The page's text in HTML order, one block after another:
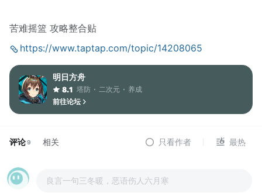
苦难摇篮 攻略整合贴
https://www.taptap.com/topic/14208065
明日方舟
8.1 塔防 二次元
养成
前往论坛
评论9 相关 只看作者 最热
良言一句三冬暖，恶语伤人六月寒